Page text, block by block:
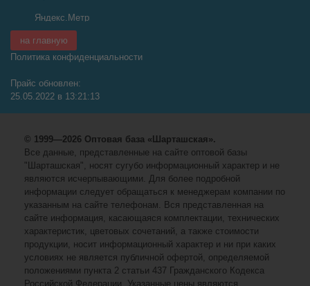
на главную
Политика конфиденциальности
Прайс обновлен:
25.05.2022 в 13:21:13
© 1999—2026 Оптовая база «Шарташская».
Все данные, представленные на сайте оптовой базы
"Шарташская", носят сугубо информационный характер и не
являются исчерпывающими. Для более подробной
информации следует обращаться к менеджерам компании по
указанным на сайте телефонам. Вся представленная на
сайте информация, касающаяся комплектации, технических
характеристик, цветовых сочетаний, а также стоимости
продукции, носит информационный характер и ни при каких
условиях не является публичной офертой, определяемой
положениями пункта 2 статьи 437 Гражданского Кодекса
Российской Федерации. Указанные цены являются